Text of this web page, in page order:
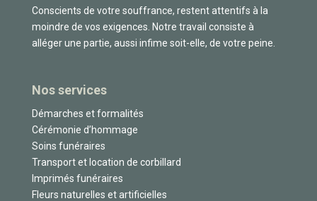
Conscients de votre souffrance, restent attentifs à la
moindre de vos exigences. Notre travail consiste à
alléger une partie, aussi infime soit-elle, de votre peine.
Nos services
Démarches et formalités
Cérémonie d’hommage
Soins funéraires
Transport et location de corbillard
Imprimés funéraires
Fleurs naturelles et artificielles